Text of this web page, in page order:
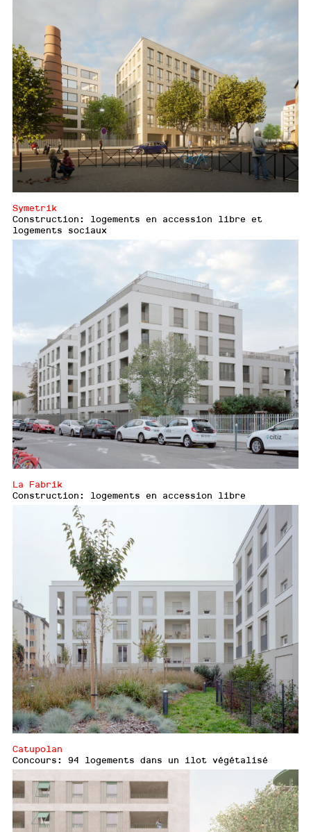
Symetrik
Construction: logements en accession libre et
logements sociaux
La Fabrik
Construction: logements en accession libre
Catupolan
Concours: 94 logements dans un ilot végétalisé